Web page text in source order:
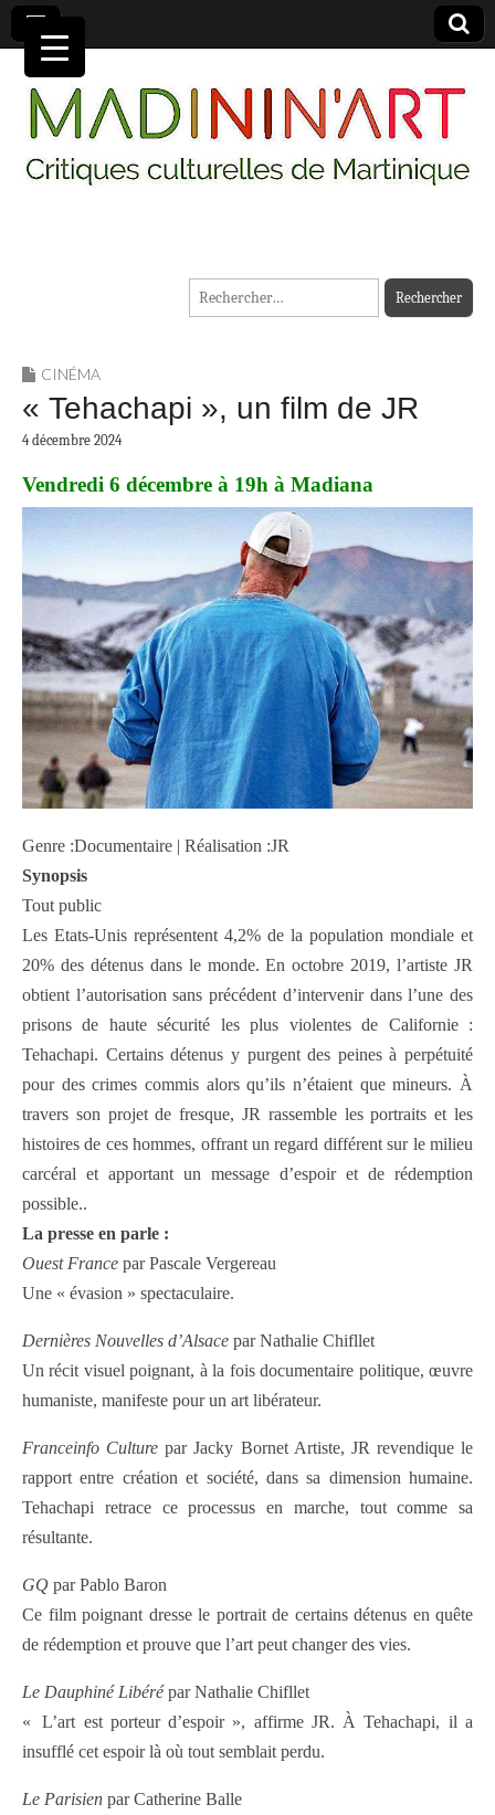
MADININ'ART
Rechercher :
CINÉMA
« Tehachapi », un film de JR
4 décembre 2024
Vendredi 6 décembre à 19h à Madiana
Genre :Documentaire | Réalisation :JR
Synopsis
Tout public
Les Etats-Unis représentent 4,2% de la population mondiale et
20% des détenus dans le monde. En octobre 2019, l’artiste JR
obtient l’autorisation sans précédent d’intervenir dans l’une des
prisons de haute sécurité les plus violentes de Californie :
Tehachapi. Certains détenus y purgent des peines à perpétuité
pour des crimes commis alors qu’ils n’étaient que mineurs. À
travers son projet de fresque, JR rassemble les portraits et les
histoires de ces hommes, offrant un regard différent sur le milieu
carcéral et apportant un message d’espoir et de rédemption
possible..
La presse en parle :
Ouest France par Pascale Vergereau
Une « évasion » spectaculaire.
Dernières Nouvelles d’Alsace par Nathalie Chifllet
Un récit visuel poignant, à la fois documentaire politique, œuvre
humaniste, manifeste pour un art libérateur.
Franceinfo Culture par Jacky Bornet Artiste, JR revendique le
rapport entre création et société, dans sa dimension humaine.
Tehachapi retrace ce processus en marche, tout comme sa
résultante.
GQ par Pablo Baron
Ce film poignant dresse le portrait de certains détenus en quête
de rédemption et prouve que l’art peut changer des vies.
Le Dauphiné Libérépar Nathalie Chifllet
« L’art est porteur d’espoir », affirme JR. À Tehachapi, il a
insufflé cet espoir là où tout semblait perdu.
Le Parisien par Catherine Balle